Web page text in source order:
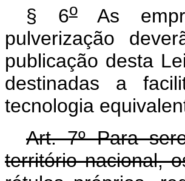
§ 6oAs
pulverização
publicação desta
destinadas a
tecnologia
Art. 7º Para
território nacional,